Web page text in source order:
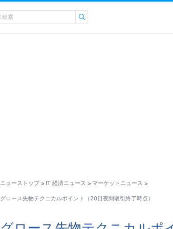
ニューストップ > IT 経済ニュース > マーケットニュース >
グロース先物テクニカルポイント（20日夜間取引終了時点）